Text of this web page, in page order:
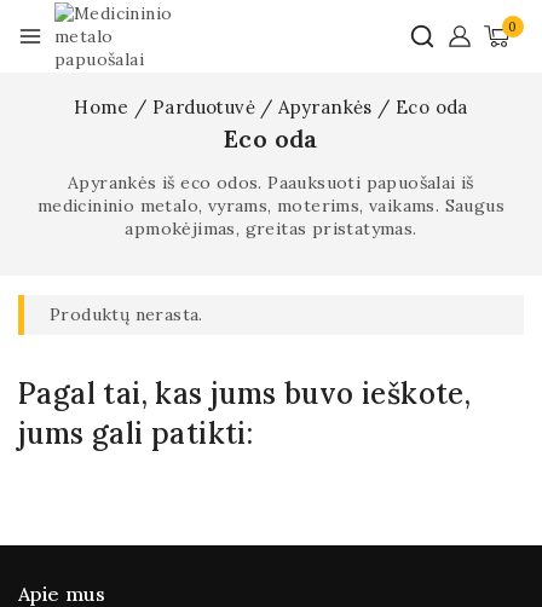
0
Home / Parduotuvė / Apyrankės / Eco oda
Eco oda
Apyrankės iš eco odos. Paauksuoti papuošalai iš
medicininio metalo, vyrams, moterims, vaikams. Saugus
apmokėjimas, greitas pristatymas.
Produktų nerasta.
Pagal tai, kas jums buvo ieškote,
jums gali patikti:
Apie mus